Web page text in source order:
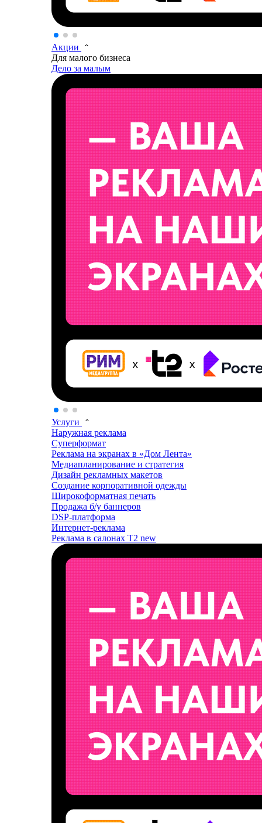
Акции
Для малого бизнеса
Дело за малым
Услуги
Наружная реклама
Суперформат
Реклама на экранах в «Дом Лента»
Медиапланирование и стратегия
Дизайн рекламных макетов
Создание корпоративной одежды
Широкоформатная печать
Продажа б/у баннеров
DSP-платформа
Интернет-реклама
Реклама в салонах T2 new